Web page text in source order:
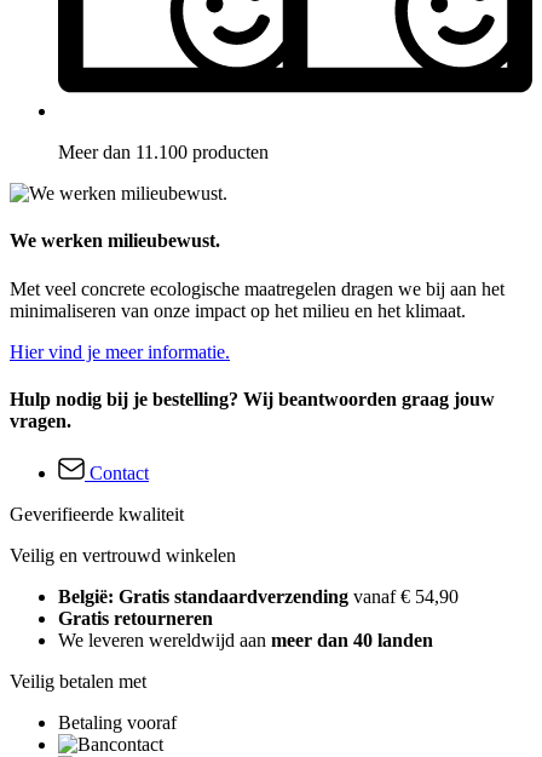
Meer dan 11.100 producten
We werken milieubewust.
Met veel concrete ecologische maatregelen dragen we bij aan het
minimaliseren van onze impact op het milieu en het klimaat.
Hier vind je meer informatie.
Hulp nodig bij je bestelling? Wij beantwoorden graag jouw
vragen.
Contact
Geverifieerde kwaliteit
Veilig en vertrouwd winkelen
België: Gratis standaardverzending vanaf € 54,90
Gratis retourneren
We leveren wereldwijd aan meer dan 40 landen
Veilig betalen met
Betaling vooraf